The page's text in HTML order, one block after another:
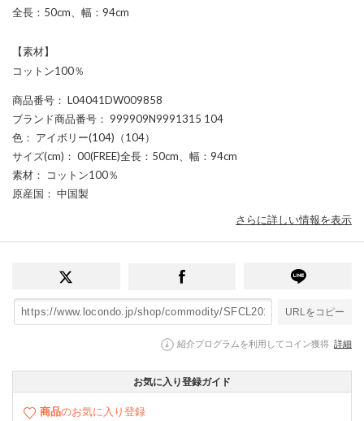
全長：50cm、幅：94cm
【素材】
コットン100％
商品番号 ： L04041DW009858
ブランド商品番号 ： 999909N9991315 104
色 ： アイボリー(104)（104）
サイズ(cm) ： 00(FREE)全長：50cm、幅：94cm
素材 ： コットン100％
原産国 ： 中国製
さらに詳しい情報を表示
URLをコピー
紹介プログラムを利用してコイン獲得 詳細
お気に入り登録ガイド
商品のお気に入り登録